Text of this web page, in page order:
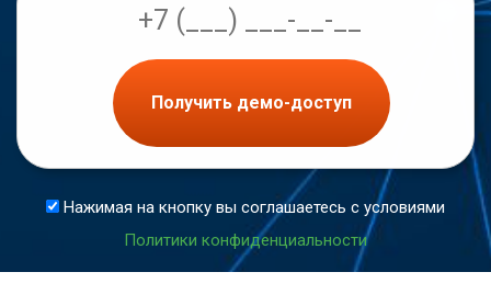
Получить демо-доступ
Нажимая на кнопку вы соглашаетесь с условиями
Политики конфиденциальности